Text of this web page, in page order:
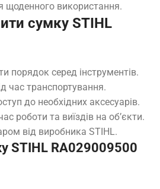
щоденного використання.
сумку STIHL
порядок серед інструментів.
час транспортування.
до необхідних аксесуарів.
роботи та виїздів на об’єкти.
від виробника STIHL.
STIHL RA029009500